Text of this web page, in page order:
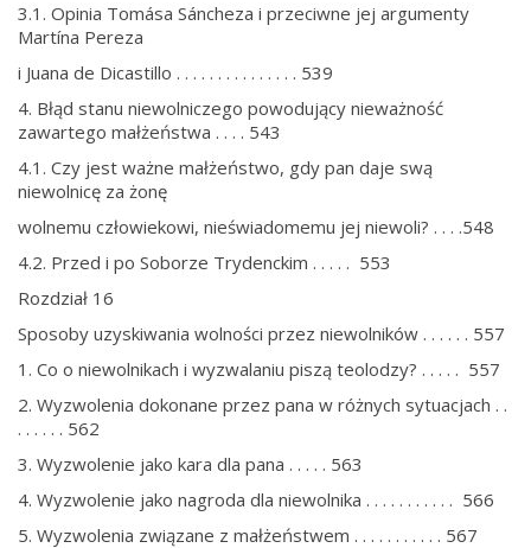
3.1. Opinia Tomása Sáncheza i przeciwne jej argumenty
Martína Pereza
i Juana de Dicastillo . . . . . . . . . . . . . . . 539
4. Błąd stanu niewolniczego powodujący nieważność
zawartego małżeństwa . . . . 543
4.1. Czy jest ważne małżeństwo, gdy pan daje swą
niewolnicę za żonę
wolnemu człowiekowi, nieświadomemu jej niewoli? . . . .548
4.2. Przed i po Soborze Trydenckim . . . . . 553
Rozdział 16
Sposoby uzyskiwania wolności przez niewolników . . . . . . 557
1. Co o niewolnikach i wyzwalaniu piszą teolodzy? . . . . . 557
2. Wyzwolenia dokonane przez pana w różnych sytuacjach . .
. . . . . . 562
3. Wyzwolenie jako kara dla pana . . . . . 563
4. Wyzwolenie jako nagroda dla niewolnika . . . . . . . . . . . 566
5. Wyzwolenia związane z małżeństwem . . . . . . . . . . . 567